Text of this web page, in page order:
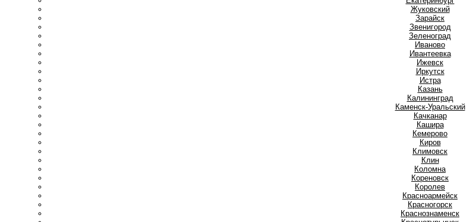
Жуковский
Зарайск
Звенигород
Зеленоград
Иваново
Ивантеевка
Ижевск
Иркутск
Истра
Казань
Калининград
Каменск-Уральский
Качканар
Кашира
Кемерово
Киров
Климовск
Клин
Коломна
Кореновск
Королев
Красноармейск
Красногорск
Краснознаменск